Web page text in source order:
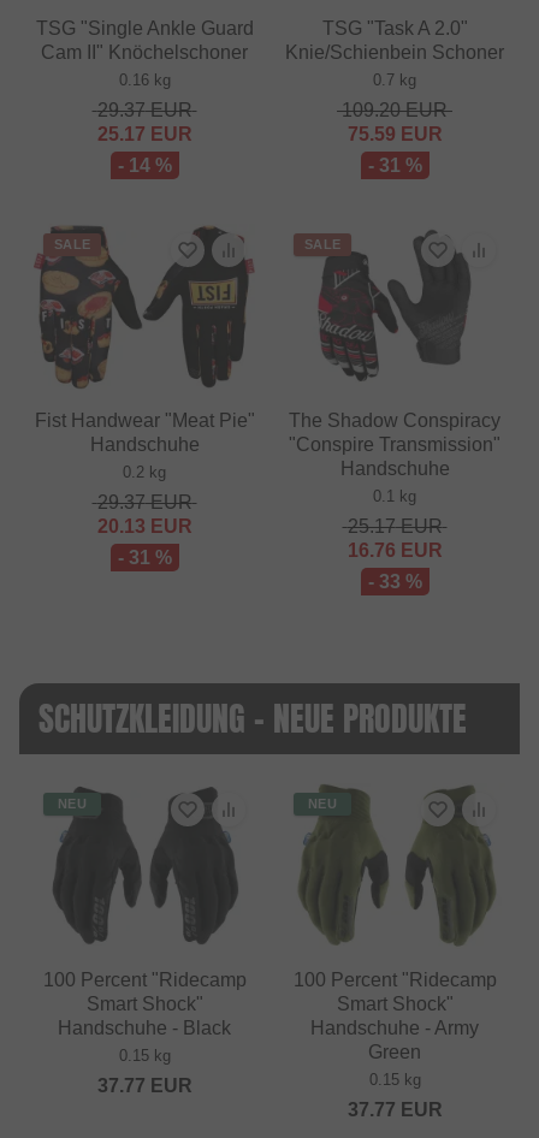
TSG "Single Ankle Guard
Cam II" Knöchelschoner
0.16 kg
29.37EUR
25.17 EUR
- 14 %
TSG "Task A 2.0"
Knie/Schienbein Schoner
0.7 kg
109.20EUR
75.59 EUR
- 31 %
SALE
Fist Handwear "Meat Pie"
Handschuhe
0.2 kg
29.37EUR
20.13 EUR
- 31 %
SALE
The Shadow Conspiracy
"Conspire Transmission"
Handschuhe
0.1 kg
25.17EUR
16.76 EUR
- 33 %
SCHUTZKLEIDUNG - NEUE PRODUKTE
NEU
100 Percent "Ridecamp
Smart Shock"
Handschuhe - Black
0.15 kg
37.77 EUR
NEU
100 Percent "Ridecamp
Smart Shock"
Handschuhe - Army
Green
0.15 kg
37.77 EUR